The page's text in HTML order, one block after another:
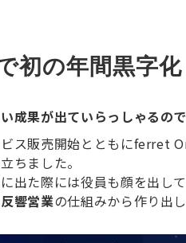
初の年間黒字
成果が出ていらっしゃるの
ス販売開始とともにferret
ちました。
出た際には役員も顔を出し
響営業の仕組みから作り出し